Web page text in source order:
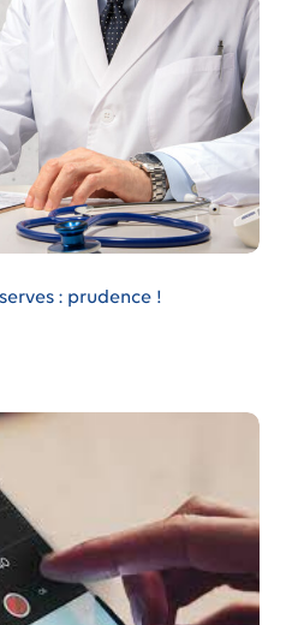
: prudence !